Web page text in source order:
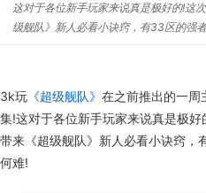
这对于各位新手玩家来说真是极好的!这
级舰队》新人必看小诀窍，有33区的强
3k玩 《超级舰队》 在之前推出的一周
集!这对于各位新手玩家来说真是极
带来《超级舰队》新人必看小诀窍，
何难!